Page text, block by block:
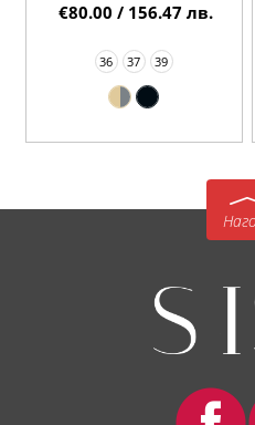
36 37 39
€80.00 / 156.47 лв.